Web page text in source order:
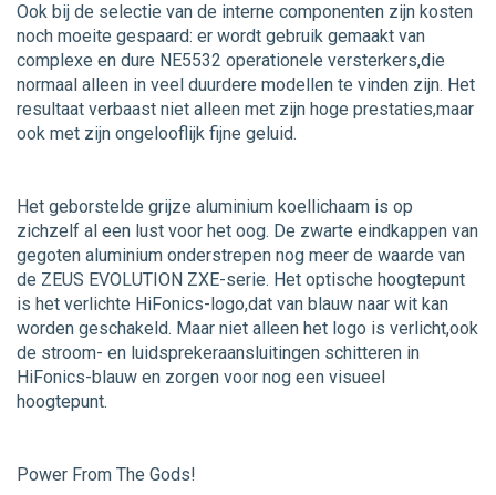
Ook bij de selectie van de interne componenten zijn kosten
noch moeite gespaard: er wordt gebruik gemaakt van
complexe en dure NE5532 operationele versterkers,die
normaal alleen in veel duurdere modellen te vinden zijn. Het
resultaat verbaast niet alleen met zijn hoge prestaties,maar
ook met zijn ongelooflijk fijne geluid.
Het geborstelde grijze aluminium koellichaam is op
zichzelf al een lust voor het oog. De zwarte eindkappen van
gegoten aluminium onderstrepen nog meer de waarde van
de ZEUS EVOLUTION ZXE-serie. Het optische hoogtepunt
is het verlichte HiFonics-logo,dat van blauw naar wit kan
worden geschakeld. Maar niet alleen het logo is verlicht,ook
de stroom- en luidsprekeraansluitingen schitteren in
HiFonics-blauw en zorgen voor nog een visueel
hoogtepunt.
Power From The Gods!